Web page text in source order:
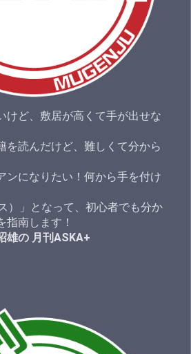
けど、敷居が高くて手が出せな
を読んだけど、難しくて分から
ンになりたい！何から手を付け
）」となって、初心者でも分か
指南します！
雄の 月刊ASKA+